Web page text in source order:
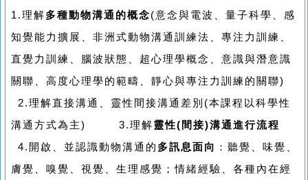
1.理解多種動物溝通的概念(意念與電波、量子科學、感
知覺能力擴展、非洲式動物溝通訓練法、專注力訓練、
直覺力訓練、腦波狀態、超心理學概念、意識與潛意識
關聯、高度心理學的範疇、靜心與專注力訓練的關聯)
2.理解直接溝通、靈性間接溝通差別(本課程以科學性
溝通方式為主) 3.理解靈性(間接)溝通進行流程
4.開啟、並認識動物溝通的 多訊息面向 ：聽覺、味覺、
膚覺、嗅覺、視覺、生理感覺；情緒經驗、各種內在經